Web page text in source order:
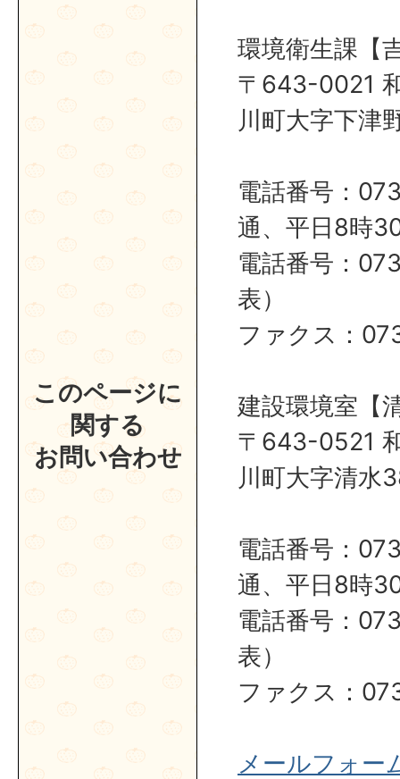
このページに
関する
お問い合わせ
環境衛生課【
〒643-0021
川町大字下津
電話番号：
通、平日8時
電話番号：
表）
ファクス：
建設環境室【
〒643-0521
川町大字清水
電話番号：
通、平日8時
電話番号：
表）
ファクス：
メールフォー